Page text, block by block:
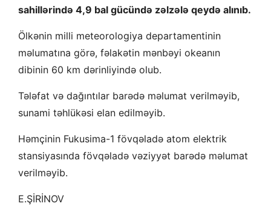
sahillərində 4,9 bal gücündə zəlzələ qeydə alınıb.
Ölkənin milli meteorologiya departamentinin
məlumatına görə, fəlakətin mənbəyi okeanın
dibinin 60 km dərinliyində olub.
Tələfat və dağıntılar barədə məlumat verilməyib,
sunami təhlükəsi elan edilməyib.
Həmçinin Fukusima-1 fövqəladə atom elektrik
stansiyasında fövqəladə vəziyyət barədə məlumat
verilməyib.
E.ŞİRİNOV